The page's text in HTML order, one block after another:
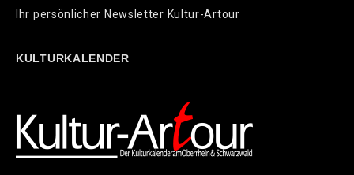
Ihr persönlicher Newsletter Kultur-Artour
KULTURKALENDER